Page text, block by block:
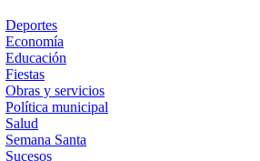
Deportes
Economía
Educación
Fiestas
Obras y servicios
Política municipal
Salud
Semana Santa
Sucesos